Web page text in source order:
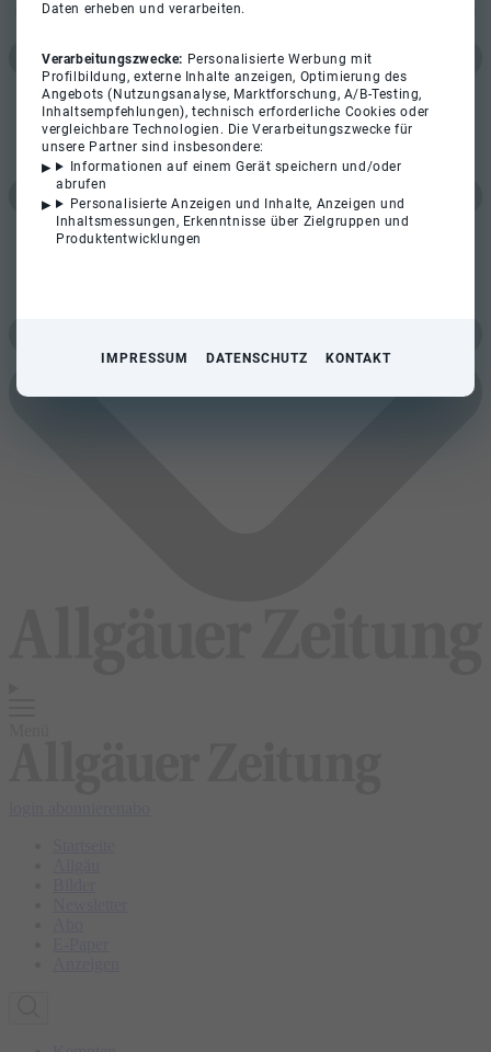
Daten erheben und verarbeiten.
Verarbeitungszwecke: Personalisierte Werbung mit
Profilbildung, externe Inhalte anzeigen, Optimierung des
Angebots (Nutzungsanalyse, Marktforschung, A/B-Testing,
Inhaltsempfehlungen), technisch erforderliche Cookies oder
vergleichbare Technologien. Die Verarbeitungszwecke für
unsere Partner sind insbesondere:
Informationen auf einem Gerät speichern und/oder
abrufen
Personalisierte Anzeigen und Inhalte, Anzeigen und
Inhaltsmessungen, Erkenntnisse über Zielgruppen und
Produktentwicklungen
IMPRESSUM DATENSCHUTZ KONTAKT